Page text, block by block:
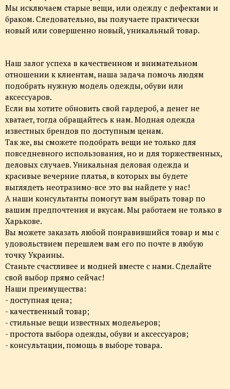
Мы исключаем старые вещи, или одежду с дефектами и
браком. Следовательно, вы получаете практически
новый или совершенно новый, уникальный товар.
Наш залог успеха в качественном и внимательном
отношении к клиентам, наша задача помочь людям
подобрать нужную модель одежды, обуви или
аксессуаров.
Если вы хотите обновить свой гардероб, а денег не
хватает, тогда обращайтесь к нам. Модная одежда
известных брендов по доступным ценам.
Так же, вы сможете подобрать вещи не только для
повседневного использования, но и для торжественных,
деловых случаев. Уникальная деловая одежда и
красивые вечерние платья, в которых вы будете
выглядеть неотразимо-все это вы найдете у нас!
А наши консультанты помогут вам выбрать товар по
вашим предпочтения и вкусам. Мы работаем не только в
Харькове.
Вы можете заказать любой понравившийся товар и мы с
удовольствием перешлем вам его по почте в любую
точку Украины.
Станьте счастливее и модней вместе с нами. Сделайте
свой выбор прямо сейчас!
Наши преимущества:
- доступная цена;
- качественный товар;
- стильные вещи известных модельеров;
- простота выбора одежды, обуви и аксессуаров;
- консультации, помощь в выборе товара.